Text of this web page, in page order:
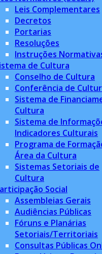
Leis Complementares
Decretos
Portarias
Resoluções
Instruções
de Cultura
Conselho de Cultura
Conferência de
Sistema de
Cultura
Sistema de
Indicadores Culturais
Programa de
Área da Cultura
Sistemas Setoriais de
Cultura
Social
Assembleias Gerais
Audiências Públicas
Fóruns e Planárias
Setoriais/Territoriais
Consultas Públicas